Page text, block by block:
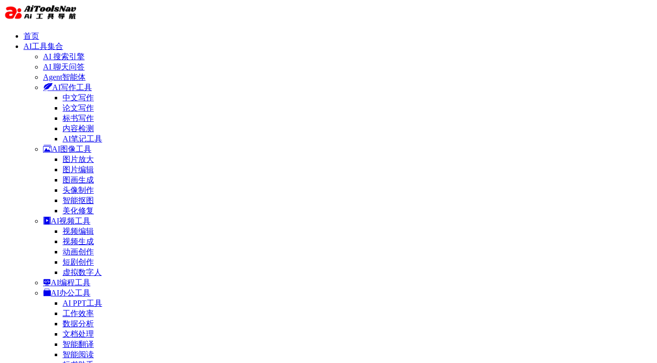
首页
AI工具集合
AI 搜索引擎
AI 聊天问答
Agent智能体
AI写作工具
中文写作
论文写作
标书写作
内容检测
AI笔记工具
AI图像工具
图片放大
图片编辑
图画生成
头像制作
智能抠图
美化修复
AI视频工具
视频编辑
视频生成
动画创作
短剧创作
虚拟数字人
AI编程工具
AI办公工具
AI PPT工具
工作效率
数据分析
文档处理
智能翻译
智能阅读